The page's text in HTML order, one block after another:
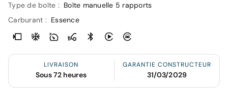
Type de boîte : Boîte manuelle 5 rapports
Carburant : Essence
LIVRAISON
Sous 72 heures
GARANTIE CONSTRUCTEUR
31/03/2029